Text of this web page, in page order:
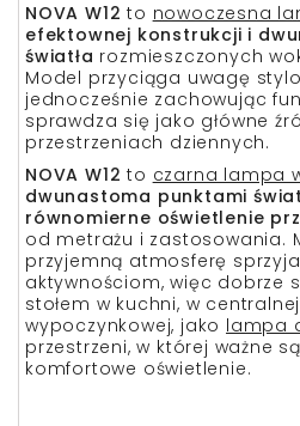
NOVA W12 to nowoczesna
efektownej konstrukcji i
światła rozmieszczonych
Model przyciąga uwagę
jednocześnie zachowując
sprawdza się jako główne
przestrzeniach dziennych.
NOVA W12 to czarna lampa
dwunastoma punktami
równomierne oświetlenie
od metrażu i zastosowania.
przyjemną atmosferę
aktywnościom, więc dobrze
stołem w kuchni, w
wypoczynkowej, jako lampa
przestrzeni, w której ważne
komfortowe oświetlenie.